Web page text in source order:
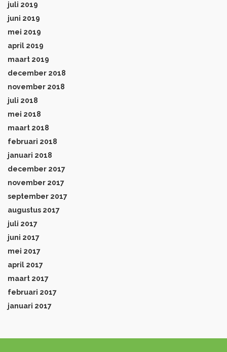
juli 2019
juni 2019
mei 2019
april 2019
maart 2019
december 2018
november 2018
juli 2018
mei 2018
maart 2018
februari 2018
januari 2018
december 2017
november 2017
september 2017
augustus 2017
juli 2017
juni 2017
mei 2017
april 2017
maart 2017
februari 2017
januari 2017